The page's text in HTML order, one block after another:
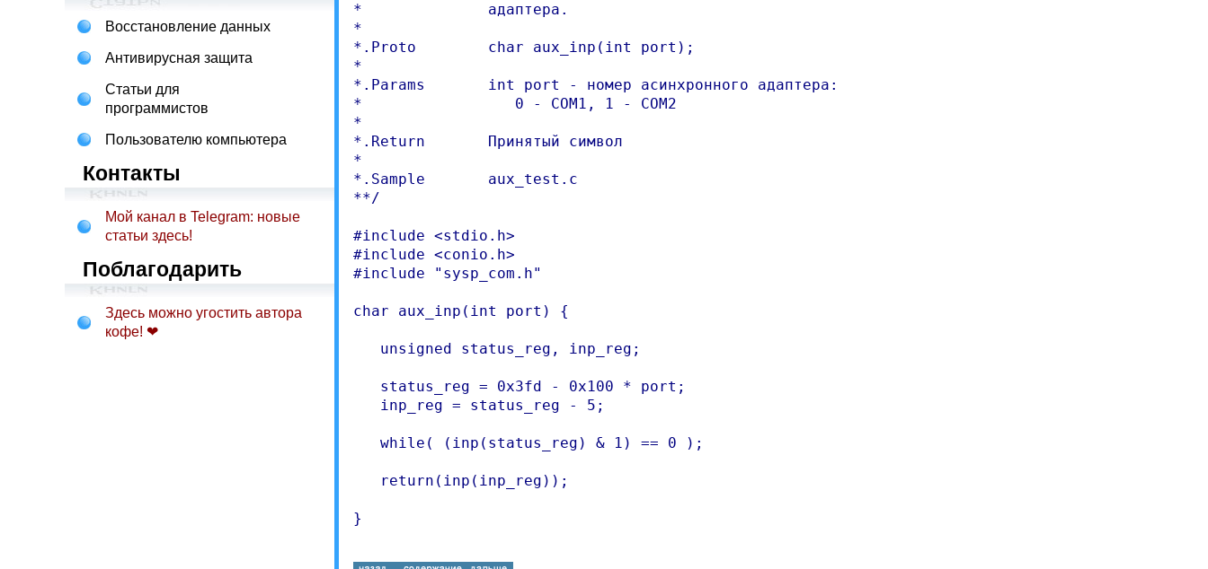
Восстановление данных
Антивирусная защита
Статьи для
программистов
Пользователю компьютера
Контакты
Мой канал в Telegram: новые
статьи здесь!
Поблагодарить
Здесь можно угостить автора
кофе! ❤
*              адаптера.
*
*.Proto        char aux_inp(int port);
*
*.Params       int port - номер асинхронного адаптера:
*                 0 - COM1, 1 - COM2
*
*.Return       Принятый символ
*
*.Sample       aux_test.c
**/
#include <stdio.h>
#include <conio.h>
#include "sysp_com.h"
char aux_inp(int port) {
   unsigned status_reg, inp_reg;
   status_reg = 0x3fd - 0x100 * port;
   inp_reg = status_reg - 5;
   while( (inp(status_reg) & 1) == 0 );
   return(inp(inp_reg));